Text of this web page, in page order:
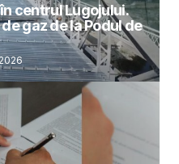
centrul Lugojului.
gaz de la Podul de